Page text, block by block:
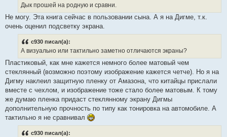
Дык прошей на родную и сравни.
Не могу. Эта книга сейчас в пользовании сына. А я на Дигме, т.к.
очень оценил подсветку экрана.
c930 писал(а):
А визуально или тактильно заметно отличаются экраны?
Пластиковый, как мне кажется немного более матовый чем
стеклянный (возможно поэтому изображение кажется четче). Но я на
Дигму наклеил защитную пленку от Амазона, что китайцы прислали
вместе с чехлом, и изображение тоже стало более матовым. К тому
же думаю пленка придаст стеклянному экрану Дигмы
дополнительную прочность по типу как тонировка на автомобиле. А
тактильно я не сравнивал
c930 писал(а):